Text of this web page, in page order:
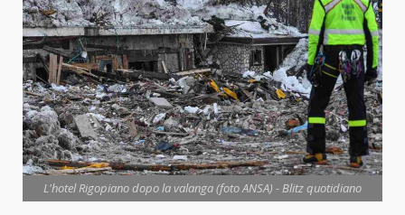
L'hotel Rigopiano dopo la valanga (foto ANSA) - Blitz quotidiano